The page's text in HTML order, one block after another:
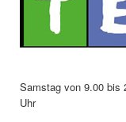
Samstag von 9.00 bis
Uhr